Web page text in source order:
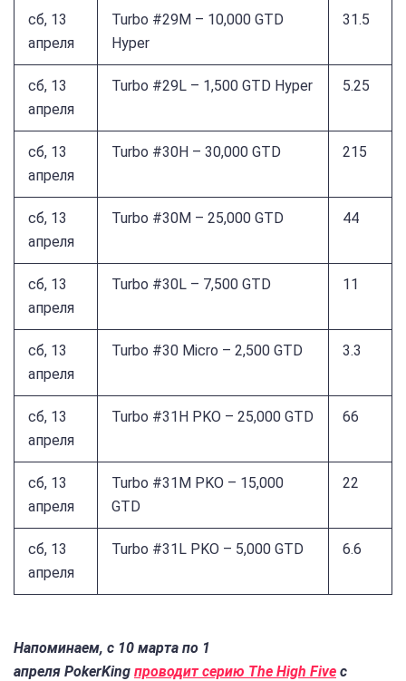
сб, 13
апреля
Turbo #29M – 10,000 GTD
Hyper
31.5
сб, 13
апреля
Turbo #29L – 1,500 GTD Hyper 5.25
сб, 13
апреля
Turbo #30H – 30,000 GTD 215
сб, 13
апреля
Turbo #30M – 25,000 GTD 44
сб, 13
апреля
Turbo #30L – 7,500 GTD 11
сб, 13
апреля
Turbo #30 Micro – 2,500 GTD 3.3
сб, 13
апреля
Turbo #31H PKO – 25,000 GTD 66
сб, 13
апреля
Turbo #31M PKO – 15,000
GTD
22
сб, 13
апреля
Turbo #31L PKO – 5,000 GTD 6.6
Напоминаем, с 10 марта по 1
апреля PokerKing проводит серию The High Five с